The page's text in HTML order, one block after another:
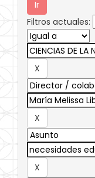
Filtros actuales: